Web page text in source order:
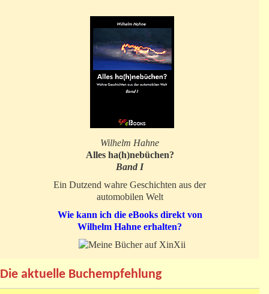
Wilhelm Hahne
Alles ha(h)nebüchen?
Band I
Ein Dutzend wahre Geschichten aus der
automobilen Welt
Wie kann ich die eBooks direkt von
Wilhelm Hahne erhalten?
Die aktuelle Buchempfehlung